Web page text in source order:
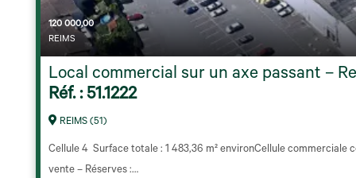
120 000,00
REIMS
Local commercial sur un axe passant –
Réf. : 51.1222
REIMS (51)
Cellule 4  Surface totale : 1 483,36 m² environCellule commerciale
vente – Réserves :…